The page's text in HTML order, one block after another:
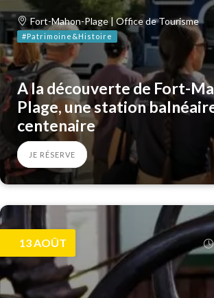
Fort-Mahon-Plage | Office de Tourisme
#Patrimoine&Histoire
A la découverte de Fort-
Plage, une station
centenaire
JE RÉSERVE
13 AOÛT